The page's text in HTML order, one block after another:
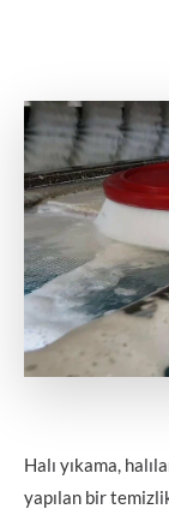
Halı yıkama,
yapılan bir